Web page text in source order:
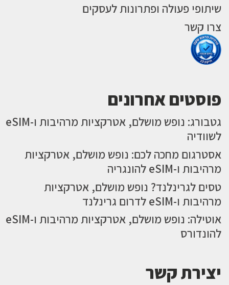
שיתופי פעולה ופתרונות לעסקים
צרו קשר
פוסטים אחרונים
גטבורג: נופש מושלם, אטרקציות מרהיבות ו-eSIM
לשוודיה
אסטרגום מחכה לכם: נופש מושלם, אטרקציות
מרהיבות ו-eSIM להונגריה
טסים לגרינלנד? נופש מושלם, אטרקציות
מרהיבות ו-eSIM לדרום גרינלנד
אוטילה: נופש מושלם, אטרקציות מרהיבות ו-eSIM
להונדורס
יצירת קשר